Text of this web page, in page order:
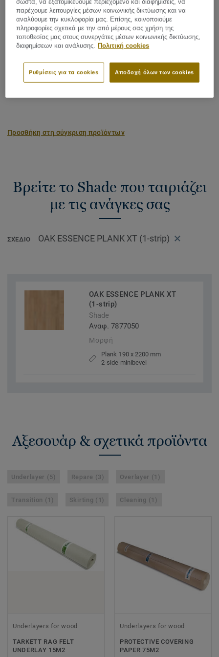
Latin Name:Quercus Robur & Quercus Petraea
Plank (1 κωδ.)
-4.09 kg CO2/m
ΤΟ ΑΠΟΤΥΠΩΜΑ ΑΝΘΡΑΚΑ ΤΟΥ ΕΡΓΟΥ ΜΟΥ
Προσθήκη στη σύγκριση προϊόντων
Βρείτε το Shade που ταιριάζει
με τις ανάγκες σας
ΣΧΈΔΙΟ OAK ESSENCE PLANK XT (1-strip)
OAK ESSENCE PLANK XT
(1-strip)
Shade
Αναφ. 7877050
Μορφή
Plank 190 x 2200 mm
2-side minibevel
Αξεσουάρ & σχετικά προϊόντα
Underlayer (5) Repare (3) Overlayer (1)
Transition (1) Skirting (1) Cleaning (1)
Underlayers for wood
TARKETT RAG FELT
UNDERLAY 15M2
Underlayers for wood
PROTECTIVE COVERING
PAPER 75M2
σωστά, να εξατομικεύουμε περιεχόμενο και διαφημίσεις, να
παρέχουμε λειτουργίες μέσων κοινωνικής δικτύωσης και να
αναλύουμε την κυκλοφορία μας. Επίσης, κοινοποιούμε
πληροφορίες σχετικά με την από μέρους σας χρήση της
τοποθεσίας μας στους συνεργάτες μέσων κοινωνικής δικτύωσης,
διαφημίσεων και ανάλυσης. Πολιτική cookies
Αποδοχή όλων των cookies
Ρυθμίσεις για τα cookies